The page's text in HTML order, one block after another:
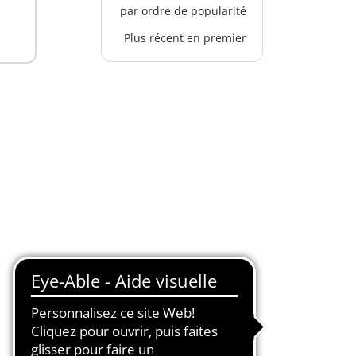
par ordre de popularité
Plus récent en premier